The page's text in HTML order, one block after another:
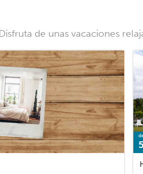
Disfruta de unas vacaciones